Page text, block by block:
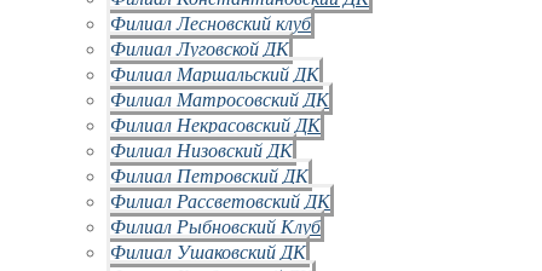
Филиал Лесновский клуб
Филиал Луговской ДК
Филиал Маршальский ДК
Филиал Матросовский ДК
Филиал Некрасовский ДК
Филиал Низовский ДК
Филиал Петровский ДК
Филиал Рассветовский ДК
Филиал Рыбновский Клуб
Филиал Ушаковский ДК